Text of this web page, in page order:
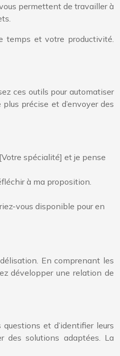
permettent de travailler à
temps et votre productivité.
ces outils pour automatiser
précise et d’envoyer des
spécialité] et je pense
à ma proposition.
vous disponible pour en
En comprenant les
développer une relation de
et d’identifier leurs
des solutions adaptées. La